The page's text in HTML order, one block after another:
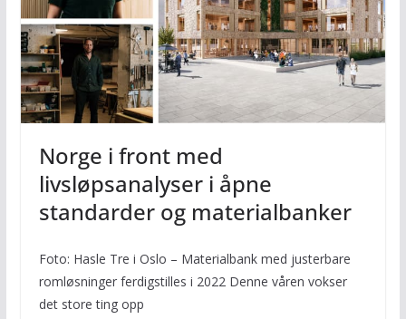
Norge i front med
livsløpsanalyser i åpne
standarder og materialbanker
Foto: Hasle Tre i Oslo – Materialbank med justerbare
romløsninger ferdigstilles i 2022 Denne våren vokser
det store ting opp